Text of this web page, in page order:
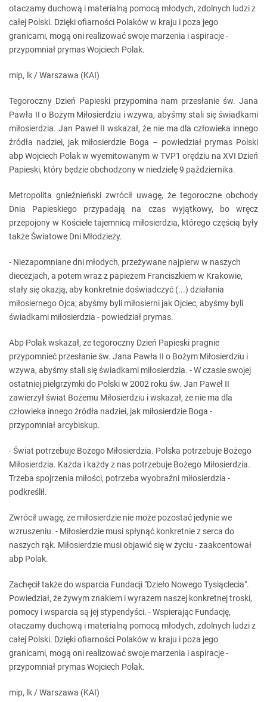
otaczamy duchową i materialną pomocą młodych, zdolnych ludzi z
całej Polski. Dzięki ofiarności Polaków w kraju i poza jego
granicami, mogą oni realizować swoje marzenia i aspiracje -
przypomniał prymas Wojciech Polak.
mip, lk / Warszawa (KAI)
Tegoroczny Dzień Papieski przypomina nam przesłanie św. Jana
Pawła II o Bożym Miłosierdziu i wzywa, abyśmy stali się świadkami
miłosierdzia. Jan Paweł II wskazał, że nie ma dla człowieka innego
źródła nadziei, jak miłosierdzie Boga – powiedział prymas Polski
abp Wojciech Polak w wyemitowanym w TVP1 orędziu na XVI Dzień
Papieski, który będzie obchodzony w niedzielę 9 października.
Metropolita gnieźnieński zwrócił uwagę, że tegoroczne obchody
Dnia Papieskiego przypadają na czas wyjątkowy, bo wręcz
przepojony w Kościele tajemnicą miłosierdzia, którego częścią były
także Światowe Dni Młodzieży.
- Niezapomniane dni młodych, przeżywane najpierw w naszych
diecezjach, a potem wraz z papieżem Franciszkiem w Krakowie,
stały się okazją, aby konkretnie doświadczyć (...) działania
miłosiernego Ojca; abyśmy byli miłosierni jak Ojciec, abyśmy byli
świadkami miłosierdzia - powiedział prymas.
Abp Polak wskazał, ze tegoroczny Dzień Papieski pragnie
przypomnieć przesłanie św. Jana Pawła II o Bożym Miłosierdziu i
wzywa, abyśmy stali się świadkami miłosierdzia. - W czasie swojej
ostatniej pielgrzymki do Polski w 2002 roku św. Jan Paweł II
zawierzył świat Bożemu Miłosierdziu i wskazał, że nie ma dla
człowieka innego źródła nadziei, jak miłosierdzie Boga -
przypomniał arcybiskup.
- Świat potrzebuje Bożego Miłosierdzia. Polska potrzebuje Bożego
Miłosierdzia. Każda i każdy z nas potrzebuje Bożego Miłosierdzia.
Trzeba spojrzenia miłości, potrzeba wyobraźni miłosierdzia -
podkreślił.
Zwrócił uwagę, że miłosierdzie nie może pozostać jedynie we
wzruszeniu. - Miłosierdzie musi spłynąć konkretnie z serca do
naszych rąk. Miłosierdzie musi objawić się w życiu - zaakcentował
abp Polak.
Zachęcił także do wsparcia Fundacji "Dzieło Nowego Tysiąclecia".
Powiedział, że żywym znakiem i wyrazem naszej konkretnej troski,
pomocy i wsparcia są jej stypendyści. - Wspierając Fundację,
otaczamy duchową i materialną pomocą młodych, zdolnych ludzi z
całej Polski. Dzięki ofiarności Polaków w kraju i poza jego
granicami, mogą oni realizować swoje marzenia i aspiracje -
przypomniał prymas Wojciech Polak.
mip, lk / Warszawa (KAI)